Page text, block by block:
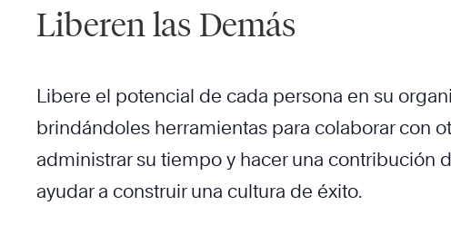
Liberen las Demás
Libere el potencial de cada persona en su
brindándoles herramientas para colaborar con
administrar su tiempo y hacer una contribución
ayudar a construir una cultura de éxito.